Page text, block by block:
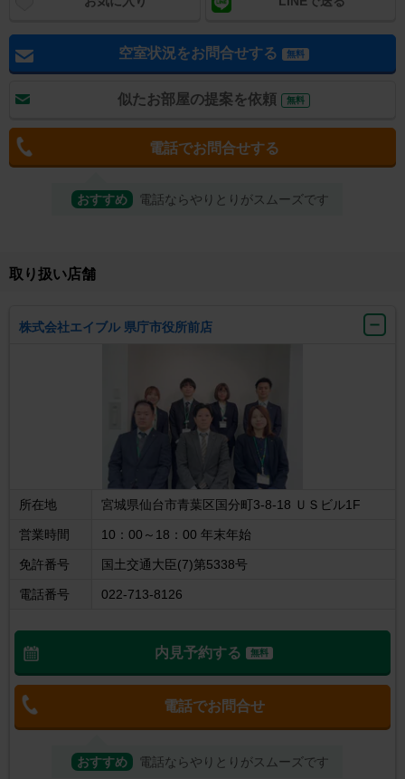
空室状況をお問合せする 無料
似たお部屋の提案を依頼 無料
電話でお問合せする
おすすめ 電話ならやりとりがスムーズです
取り扱い店舗
株式会社エイブル 県庁市役所前店
所在地 宮城県仙台市青葉区国分町3-8-18 ＵＳビル1F
営業時間 10：00～18：00 年末年始
免許番号 国土交通大臣(7)第5338号
電話番号 022-713-8126
内見予約する 無料
電話でお問合せ
おすすめ 電話ならやりとりがスムーズです